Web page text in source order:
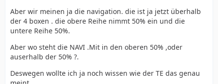
Aber wir meinen ja die navigation. die ist ja jetzt überhalb
der 4 boxen . die obere Reihe nimmt 50% ein und die
untere Reihe 50%.
Aber wo steht die NAVI .Mit in den oberen 50% ,oder
auserhalb der 50% ?.
Deswegen wollte ich ja noch wissen wie der TE das genau